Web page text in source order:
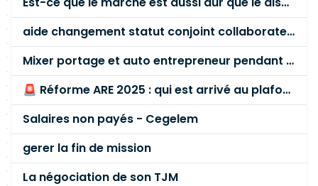
aide changement statut conjoint collaborateur
Mixer portage et auto entrepreneur pendant des années - quel risque ?
🚨 Réforme ARE 2025 : qui est arrivé au plafond des 60 % en gardant son entreprise ?
Salaires non payés - Cegelem
gerer la fin de mission
La négociation de son TJM